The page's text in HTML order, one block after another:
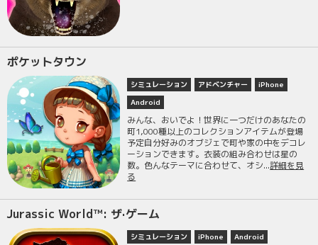
ポケットタウン
シミュレーション アドベンチャー
iPhone
Android
みんな、おいでよ！世界に一つだけのあなたの
町1,000種以上のコレクションアイテムが登場
予定自分好みのオブジェで町や家の中をデコレ
ーションできます。衣装の組み合わせは星の
数。色んなテーマに合わせて、オシ...詳細を見
る
Jurassic World™: ザ·ゲーム
シミュレーション iPhone Android